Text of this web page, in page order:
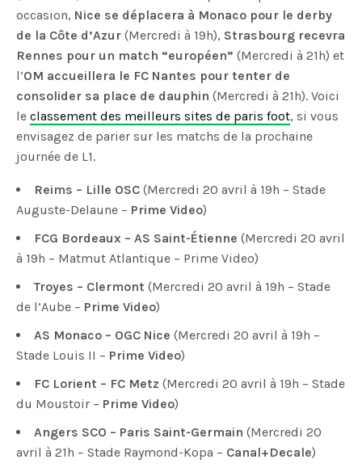
occasion, Nice se déplacera à Monaco pour le derby
de la Côte d’Azur (Mercredi à 19h), Strasbourg recevra
Rennes pour un match “européen” (Mercredi à 21h) et
l’OM accueillera le FC Nantes pour tenter de
consolider sa place de dauphin (Mercredi à 21h). Voici
leclassement des meilleurs sites de paris foot, si vous
envisagez de parier sur les matchs de la prochaine
journée de L1.
Reims – Lille OSC (Mercredi 20 avril à 19h – Stade
Auguste-Delaune – Prime Video)
FCG Bordeaux – AS Saint-Étienne (Mercredi 20 avril
à 19h – Matmut Atlantique – Prime Video)
Troyes – Clermont (Mercredi 20 avril à 19h – Stade
de l’Aube – Prime Video)
AS Monaco – OGC Nice (Mercredi 20 avril à 19h –
Stade Louis II – Prime Video)
FC Lorient – FC Metz (Mercredi 20 avril à 19h – Stade
du Moustoir – Prime Video)
Angers SCO – Paris Saint-Germain (Mercredi 20
avril à 21h – Stade Raymond-Kopa – Canal+Decale)